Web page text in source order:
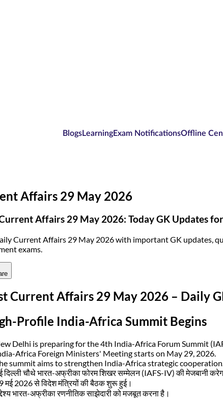
BlogsLearningExam NotificationsOffline
Affairs 29 May 2026
Affairs 29 May 2026: Today GK Updates for
Current Affairs 29 May 2026 with important GK updates,
exams.
Current Affairs 29 May 2026 – Daily
Profile India-Africa Summit Begins
Delhi is preparing for the 4th India-Africa Forum Summit
Africa Foreign Ministers' Meeting starts on May 29, 2026.
summit aims to strengthen India-Africa strategic
दिल्ली चौथे भारत-अफ्रीका फोरम शिखर सम्मेलन (IAFS-IV) की मेजबानी
मई 2026 से विदेश मंत्रियों की बैठक शुरू हुई।
भारत-अफ्रीका रणनीतिक साझेदारी को मजबूत करना है।